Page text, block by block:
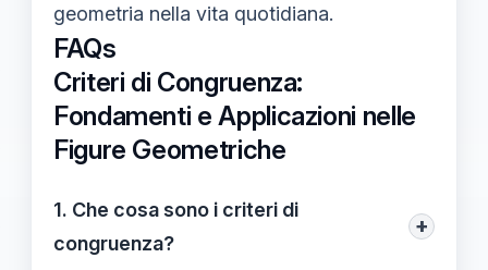
geometria nella vita quotidiana.
FAQs
Criteri di Congruenza:
Fondamenti e Applicazioni nelle
Figure Geometriche
1. Che cosa sono i criteri di
congruenza?
+